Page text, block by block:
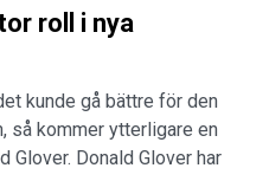
roll i nya
kunde gå bättre för den
så kommer ytterligare en
Glover. Donald Glover har